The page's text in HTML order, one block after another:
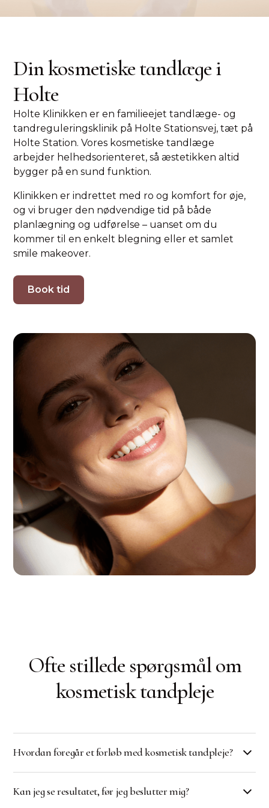
Din kosmetiske tandlæge i
Holte
Holte Klinikken er en familieejet tandlæge- og
tandreguleringsklinik på Holte Stationsvej, tæt på
Holte Station. Vores kosmetiske tandlæge
arbejder helhedsorienteret, så æstetikken altid
bygger på en sund funktion.
Klinikken er indrettet med ro og komfort for øje,
og vi bruger den nødvendige tid på både
planlægning og udførelse – uanset om du
kommer til en enkelt blegning eller et samlet
smile makeover.
Book tid
Ofte stillede spørgsmål om
kosmetisk tandpleje
Hvordan foregår et forløb med kosmetisk tandpleje?
gennemgår dine ønsker og laver en diagnostisk
Kan jeg se resultatet, før jeg beslutter mig?